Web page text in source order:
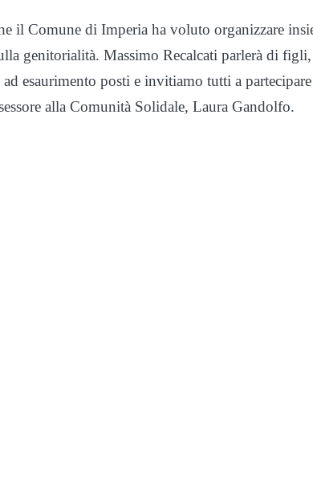
il Comune di Imperia ha voluto organizzare
genitorialità. Massimo Recalcati parlerà di
esaurimento posti e invitiamo tutti a
alla Comunità Solidale, Laura Gandolfo.